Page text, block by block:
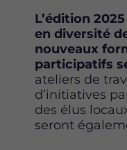
L’édition
en diversité
nouveaux
participatifs
ateliers de
d’initiatives
des élus
seront